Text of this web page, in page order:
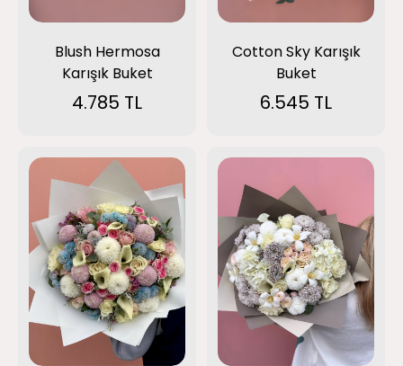
Blush Hermosa
Karışık Buket
4.785 TL
Cotton Sky Karışık
Buket
6.545 TL